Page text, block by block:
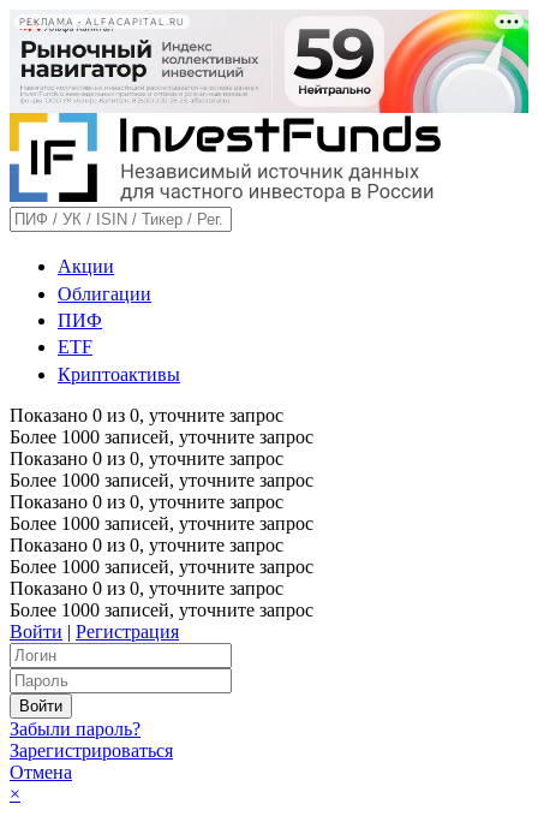
РЕКЛАМА • ALFACAPITAL.RU
Акции
Облигации
ПИФ
ETF
Криптоактивы
Показано 0 из 0, уточните запрос
Более 1000 записей, уточните запрос
Показано 0 из 0, уточните запрос
Более 1000 записей, уточните запрос
Показано 0 из 0, уточните запрос
Более 1000 записей, уточните запрос
Показано 0 из 0, уточните запрос
Более 1000 записей, уточните запрос
Показано 0 из 0, уточните запрос
Более 1000 записей, уточните запрос
Войти | Регистрация
Забыли пароль?
Зарегистрироваться
Отмена
×